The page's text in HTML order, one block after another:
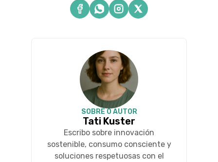
SOBRE O AUTOR
Tati Kuster
Escribo sobre innovación
sostenible, consumo consciente y
soluciones respetuosas con el